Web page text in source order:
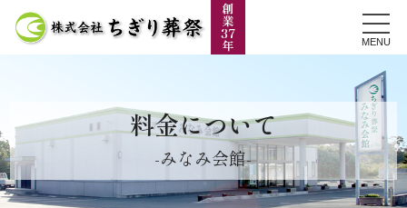
MENU
料金について
-みなみ会館-